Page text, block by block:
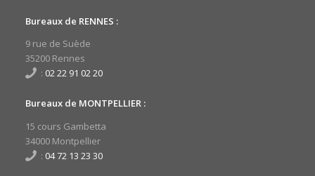
Bureaux de RENNES :
9 rue de Suède
35200 Rennes
: 02 22 91 02 20
Bureaux de MONTPELLIER :
15 cours Gambetta
34000 Montpellier
: 04 72 13 23 30